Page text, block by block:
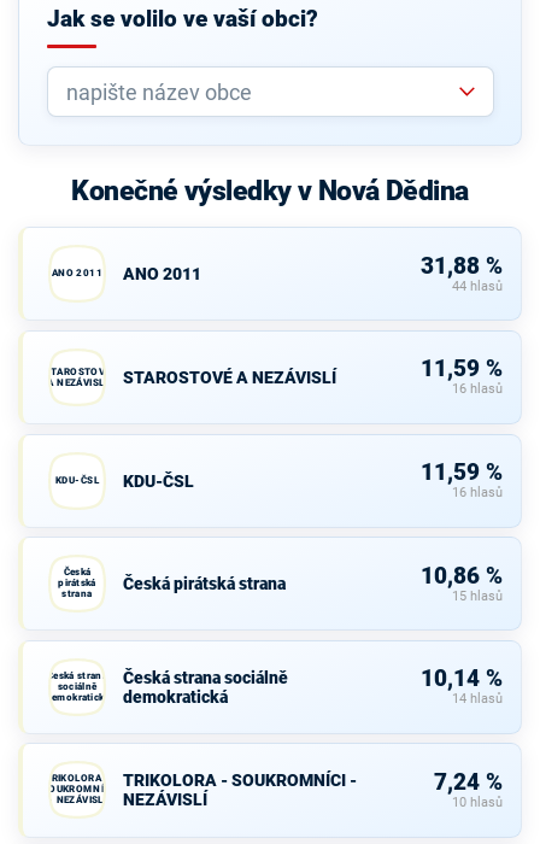
Jak se volilo ve vaší obci?
Konečné výsledky v Nová Dědina
ANO 2011 ANO 2011 31,88 %
44 hlasů
STAROSTOVÉ
A NEZÁVISLÍ
STAROSTOVÉ A NEZÁVISLÍ 11,59 %
16 hlasů
KDU-ČSL KDU-ČSL 11,59 %
16 hlasů
Česká
pirátská
strana
Česká pirátská strana 10,86 %
15 hlasů
Česká strana
sociálně
demokratická
Česká strana sociálně
demokratická
10,14 %
14 hlasů
TRIKOLORA -
SOUKROMNÍCI
- NEZÁVISLÍ
TRIKOLORA - SOUKROMNÍCI -
NEZÁVISLÍ
7,24 %
10 hlasů